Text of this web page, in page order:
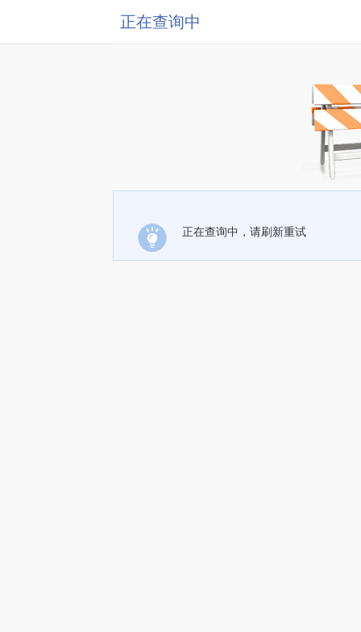
正在查询中
正在查询中，请刷新重试